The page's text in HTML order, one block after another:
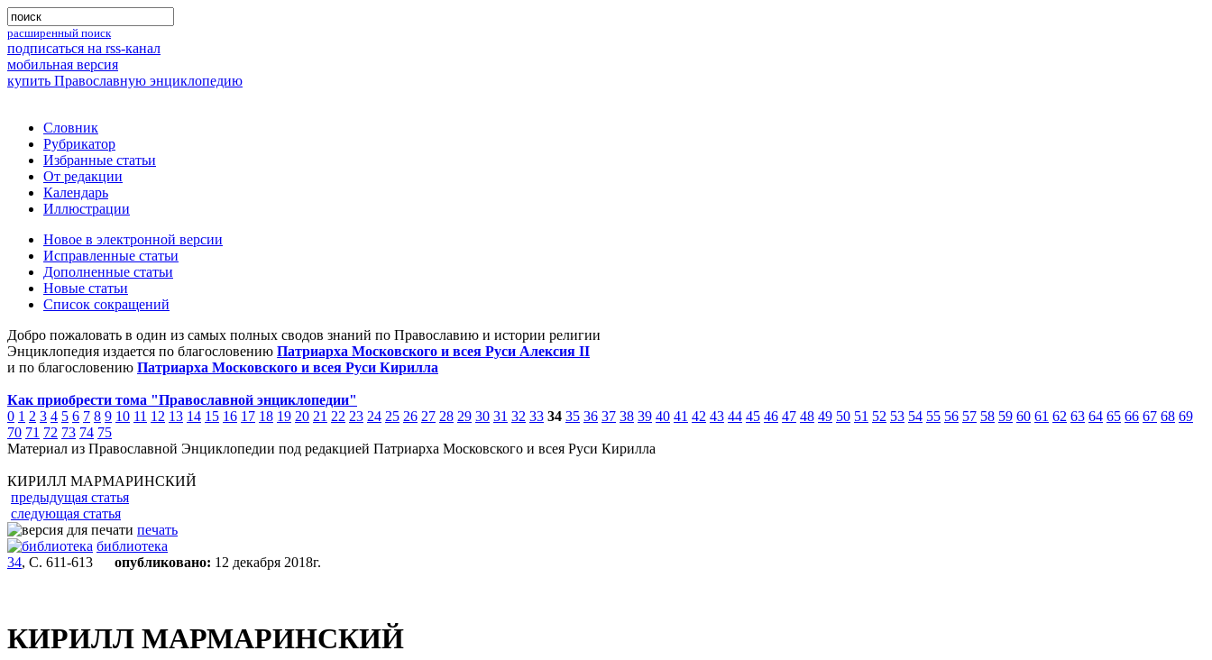
расширенный поиск
подписаться на rss-канал
мобильная версия
купить Православную энциклопедию
Словник
Рубрикатор
Избранные статьи
От редакции
Календарь
Иллюстрации
Новое в электронной версии
Исправленные статьи
Дополненные статьи
Новые статьи
Список сокращений
Добро пожаловать в один из самых полных сводов знаний по Православию и истории религии
Энциклопедия издается по благословению Патриарха Московского и всея Руси Алексия II
и по благословению Патриарха Московского и всея Руси Кирилла
Как приобрести тома "Православной энциклопедии"
0 1 2 3 4 5 6 7 8 9 10 11 12 13 14 15 16 17 18 19 20 21 22 23 24 25 26 27 28 29 30 31 32 33 34 35 36 37 38 39 40 41 42 43 44 45 46 47 48 49 50 51 52 53 54 55 56 57 58 59 60 61 62 63 64 65 66 67 68 69
70 71 72 73 74 75
Материал из Православной Энциклопедии под редакцией Патриарха Московского и всея Руси Кирилла
КИРИЛЛ МАРМАРИНСКИЙ
предыдущая статья
следующая статья
печать
библиотека
34, С. 611-613 опубликовано: 12 декабря 2018г.
КИРИЛЛ МАРМАРИНСКИЙ